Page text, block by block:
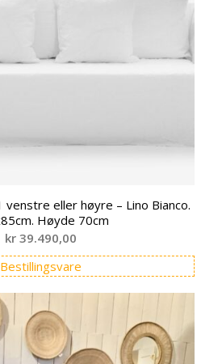
venstre eller høyre – Lino Bianco.
Høyde 70cm
kr 39.490,00
Bestillingsvare